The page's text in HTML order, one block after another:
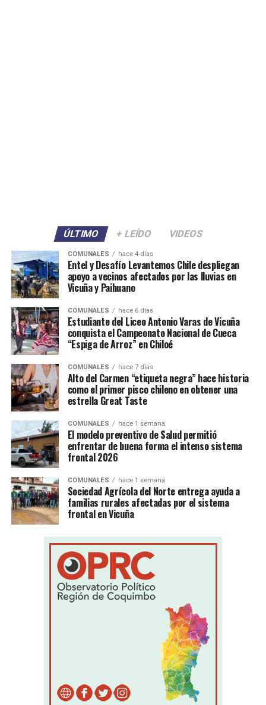
ÚLTIMO + LEÍDO VIDEOS
COMUNALES hace 4 días
Entel y Desafío Levantemos Chile despliegan
apoyo a vecinos afectados por las lluvias en
Vicuña y Paihuano
COMUNALES hace 6 días
Estudiante del Liceo Antonio Varas de Vicuña
conquista el Campeonato Nacional de Cueca
“Espiga de Arroz” en Chiloé
COMUNALES hace 7 días
Alto del Carmen “etiqueta negra” hace historia
como el primer pisco chileno en obtener una
estrella Great Taste
COMUNALES hace 1 semana
El modelo preventivo de Salud permitió
enfrentar de buena forma el intenso sistema
frontal 2026
COMUNALES hace 1 semana
Sociedad Agrícola del Norte entrega ayuda a
familias rurales afectadas por el sistema
frontal en Vicuña